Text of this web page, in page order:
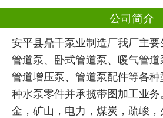
公司简介
安平县鼎千泵业制造厂我厂主
管道泵、卧式管道泵、暖气管道
管道增压泵、管道泵配件等各
种水泵零件并承揽带图加工业
金，矿山，电力，煤炭，疏峻